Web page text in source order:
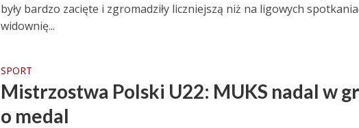
były bardzo zacięte i zgromadziły liczniejszą niż na ligowych
widownię...
SPORT
Mistrzostwa Polski U22: MUKS nadal w
o medal